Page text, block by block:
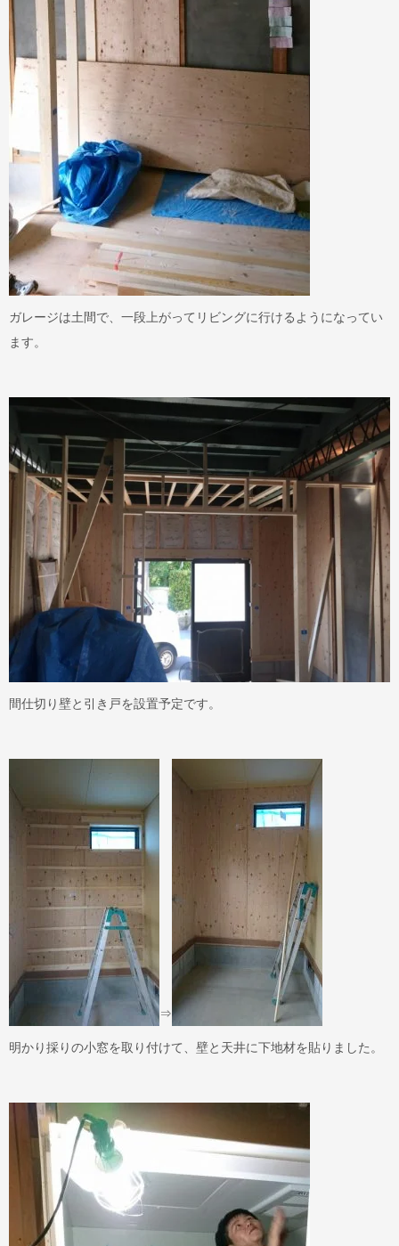
ガレージは土間で、一段上がってリビングに行けるようになってい
ます。
間仕切り壁と引き戸を設置予定です。
⇒
明かり採りの小窓を取り付けて、壁と天井に下地材を貼りました。